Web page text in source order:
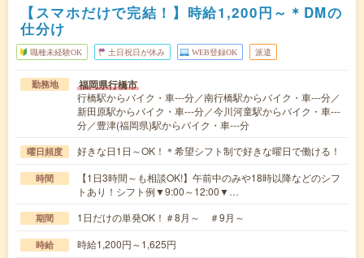
【スマホだけで完結！】時給1,200円～＊DMの
仕分け
職種未経験OK 土日祝日が休み WEB登録OK 派遣
勤務地 福岡県行橋市
行橋駅からバイク・車---分／南行橋駅からバイク・車---分／
新田原駅からバイク・車---分／今川河童駅からバイク・車---
分／豊津(福岡県)駅からバイク・車---分
曜日頻度 好きな日1日～OK！＊希望シフト制で好きな曜日で働ける！
時間
【1日3時間～も相談OK!】午前中のみや18時以降などのシフ
トあり！シフト例▼9:00～12:00▼…
期間 1日だけの単発OK！＃8月～ ＃9月～
時給 時給1,200円～1,625円